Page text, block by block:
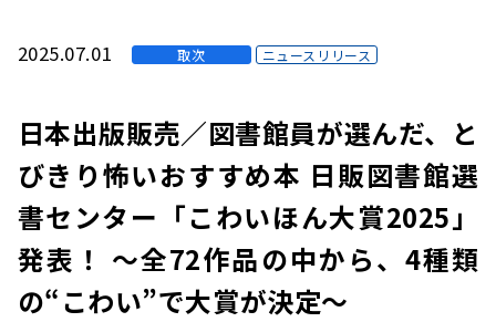
2025.07.01 取次 ニュースリリース
日本出版販売／図書館員が選んだ、と
びきり怖いおすすめ本 日販図書館選
書センター「こわいほん大賞2025」
発表！ ～全72作品の中から、4種類
の“こわい”で大賞が決定～